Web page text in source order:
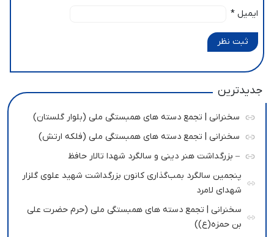
ایمیل *
ثبت نظر
جدیدترین
سخنرانی | تجمع دسته های همبستگی ملی (بلوار گلستان)
سخنرانی | تجمع دسته های همبستگی ملی (فلکه ارتش)
– بزرگداشت هنر دینی و سالگرد شهدا تالار حافظ
پنجمین سالگرد بمب‌گذاری کانون بزرگداشت شهید علوی گلزار
شهدای لامرد
سخنرانی | تجمع دسته های همبستگی ملی (حرم حضرت علی
بن حمزه(ع))